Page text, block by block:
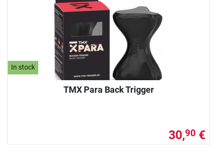
In stock
TMX Para Back Trigger
30,90 €